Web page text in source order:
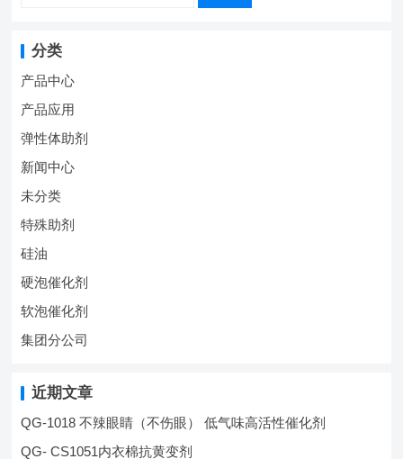
分类
产品中心
产品应用
弹性体助剂
新闻中心
未分类
特殊助剂
硅油
硬泡催化剂
软泡催化剂
集团分公司
近期文章
QG-1018 不辣眼睛（不伤眼） 低气味高活性催化剂
QG- CS1051内衣棉抗黄变剂